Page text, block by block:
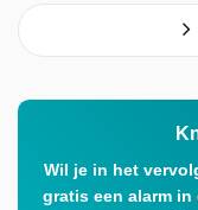
Wil je in het
gratis een alarm